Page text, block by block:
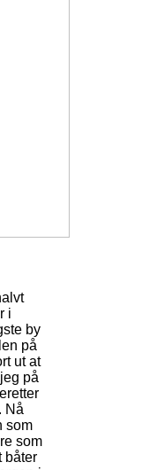
i
by
på
ut at
på
Nå
som
som
båter